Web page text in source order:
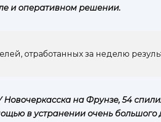
и оперативном решении.
отработанных за неделю
на Фрунзе, 54
в устранении очень большого